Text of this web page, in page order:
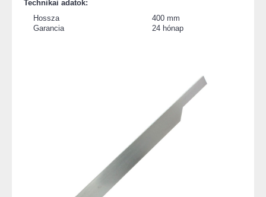
Technikai adatok:
Hossza
400 mm
Garancia
24 hónap